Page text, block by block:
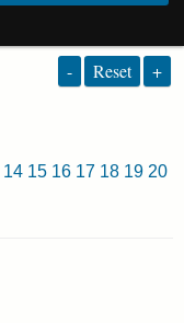
- Reset +
14 15 16 17 18 19 20